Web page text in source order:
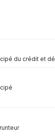
du crédit et